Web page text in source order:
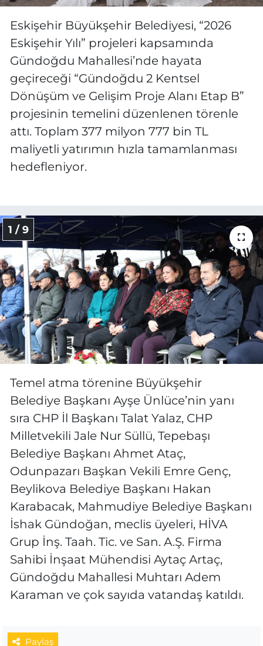
Eskişehir Büyükşehir Belediyesi, “2026
Eskişehir Yılı” projeleri kapsamında
Gündoğdu Mahallesi’nde hayata
geçireceği “Gündoğdu 2 Kentsel
Dönüşüm ve Gelişim Proje Alanı Etap B”
projesinin temelini düzenlenen törenle
attı. Toplam 377 milyon 777 bin TL
maliyetli yatırımın hızla tamamlanması
hedefleniyor.
1 / 9
Temel atma törenine Büyükşehir
Belediye Başkanı Ayşe Ünlüce’nin yanı
sıra CHP İl Başkanı Talat Yalaz, CHP
Milletvekili Jale Nur Süllü, Tepebaşı
Belediye Başkanı Ahmet Ataç,
Odunpazarı Başkan Vekili Emre Genç,
Beylikova Belediye Başkanı Hakan
Karabacak, Mahmudiye Belediye Başkanı
İshak Gündoğan, meclis üyeleri, HİVA
Grup İnş. Taah. Tic. ve San. A.Ş. Firma
Sahibi İnşaat Mühendisi Aytaç Artaç,
Gündoğdu Mahallesi Muhtarı Adem
Karaman ve çok sayıda vatandaş katıldı.
Paylaş